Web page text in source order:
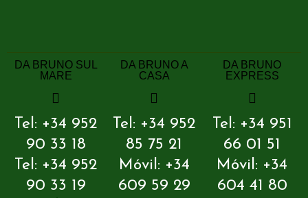
DA BRUNO SUL
MARE
Tel: +34 952
90 33 18
Tel: +34 952
90 33 19
DA BRUNO A
CASA
Tel: +34 952
85 75 21
Móvil: +34
609 59 29
DA BRUNO
EXPRESS
Tel: +34 951
66 01 51
Móvil: +34
604 41 80